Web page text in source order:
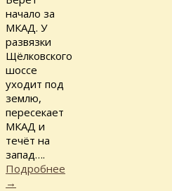
начало за
МКАД. У
развязки
Щёлковского
шоссе
уходит под
землю,
пересекает
МКАД и
течёт на
запад….
Подробнее
→